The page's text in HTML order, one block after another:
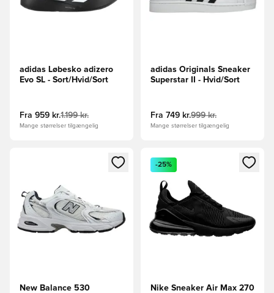
adidas Løbesko adizero
Evo SL - Sort/Hvid/Sort
Fra 959 kr.1.199 kr.
Mange størrelser tilgængelig
adidas Originals Sneaker
Superstar II - Hvid/Sort
Fra 749 kr.999 kr.
Mange størrelser tilgængelig
Åbner en Modal til at logge ind eller tilmelde dig som
New Balance 530
Åbner en Modal til at logge
-25%
Nike Sneaker Air Max 270